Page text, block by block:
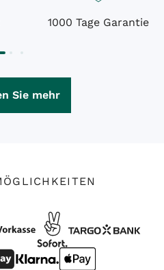
1000 Tage Garantie
Sie mehr